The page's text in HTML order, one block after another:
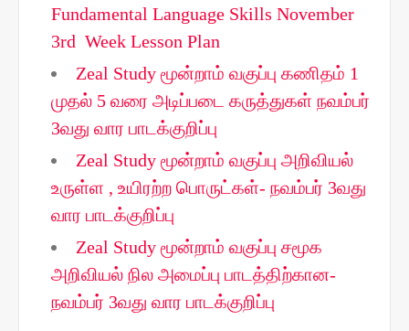
Fundamental Language Skills November
3rd Week Lesson Plan
Zeal Study மூன்றாம் வகுப்பு கணிதம் 1
முதல் 5 வரை அடிப்படை கருத்துகள் நவம்பர்
3வது வார பாடக்குறிப்பு
Zeal Study மூன்றாம் வகுப்பு அறிவியல்
உருள்ள , உயிரற்ற பொருட்கள்- நவம்பர் 3வது
வார பாடக்குறிப்பு
Zeal Study மூன்றாம் வகுப்பு சமூக
அறிவியல் நில அமைப்பு பாடத்திற்கான-
நவம்பர் 3வது வார பாடக்குறிப்பு